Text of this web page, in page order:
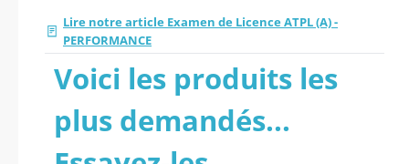
Lire notre article Examen de Licence ATPL (A) -
PERFORMANCE
Voici les produits les
plus demandés...